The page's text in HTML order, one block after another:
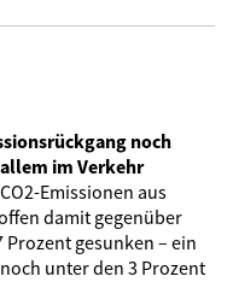
noch
im Verkehr
Emissionen aus
damit gegenüber
gesunken – ein
unter den 3 Prozent